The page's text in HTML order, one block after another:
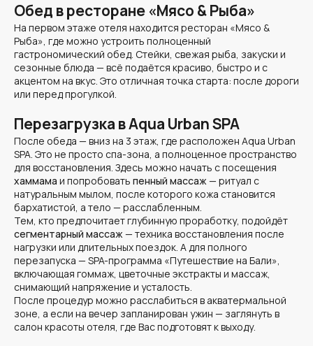
Обед в ресторане «Мясо & Рыба»
На первом этаже отеля находится ресторан «Мясо &
Рыба», где можно устроить полноценный
гастрономический обед. Стейки, свежая рыба, закуски и
сезонные блюда — всё подаётся красиво, быстро и с
акцентом на вкус. Это отличная точка старта: после дороги
или перед прогулкой.
Перезагрузка в Aqua Urban SPA
После обеда — вниз на 3 этаж, где расположен Aqua Urban
SPA. Это не просто спа-зона, а полноценное пространство
для восстановления. Здесь можно начать с посещения
хаммама и попробовать пенный массаж— ритуал с
натуральным мылом, после которого кожа становится
бархатистой, а тело — расслабленным.
Тем, кто предпочитает глубинную проработку, подойдёт
сегментарный массаж— техника восстановления после
нагрузки или длительных поездок. А для полного
перезапуска — SPA-программа «Путешествие на Бали»,
включающая гоммаж, цветочные экстракты и массаж,
снимающий напряжение и усталость.
После процедур можно расслабиться в акватермальной
зоне, а если на вечер запланирован ужин — заглянуть в
салон красоты отеля, где Вас подготовят к выходу.